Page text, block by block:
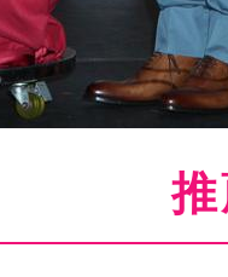
/22)王傳一生日派對